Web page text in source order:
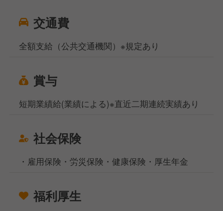
交通費
全額支給（公共交通機関）※規定あり
賞与
短期業績給(業績による)※直近二期連続実績あり
社会保険
・雇用保険・労災保険・健康保険・厚生年金
福利厚生